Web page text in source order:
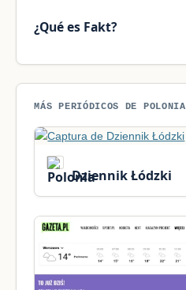
¿Qué es Fakt?
MÁS PERIÓDICOS DE POLONIA
Dziennik Łódzki